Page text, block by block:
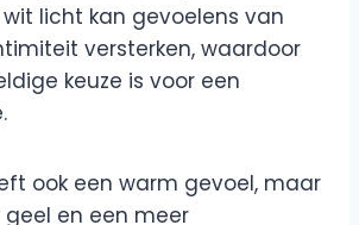
licht kan gevoelens van
versterken, waardoor
keuze is voor een
ook een warm gevoel, maar
en een meer